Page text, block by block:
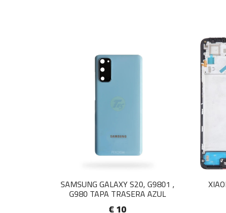
SAMSUNG GALAXY S20, G9801 ,
G980 TAPA TRASERA AZUL
€ 10